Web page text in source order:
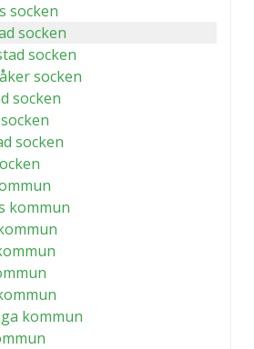
socken
socken
socken
socken
socken
socken
kommun
kommun